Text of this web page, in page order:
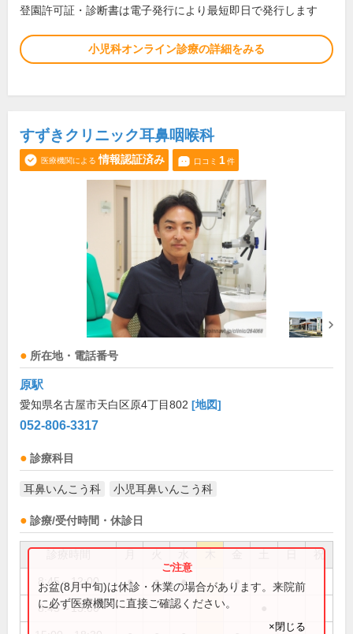
登園許可証・診断書は電子発行により最短即日で発行します
小児科オンライン診療の詳細をみる
すずきクリニック耳鼻咽喉科
医療機関による 情報認証済み 口コミ 1件
所在地・電話番号
原駅
愛知県名古屋市天白区原4丁目802 [地図]
052-806-3317
診療科目
耳鼻いんこう科 小児耳鼻いんこう科
診療/受付時間・休診日
祝
8:45～12:00 ● ● ● ●
8:45～13:00
お盆(8月中旬)は休診・休業の場合があります。来院前
に必ず医療機関に直接ご確認ください。
×閉じる